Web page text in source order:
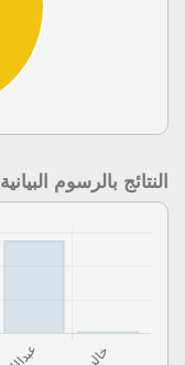
النتائج بالرسوم البيانية